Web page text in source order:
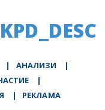
| АНАЛИЗИ
|
|
| РЕКЛАМА